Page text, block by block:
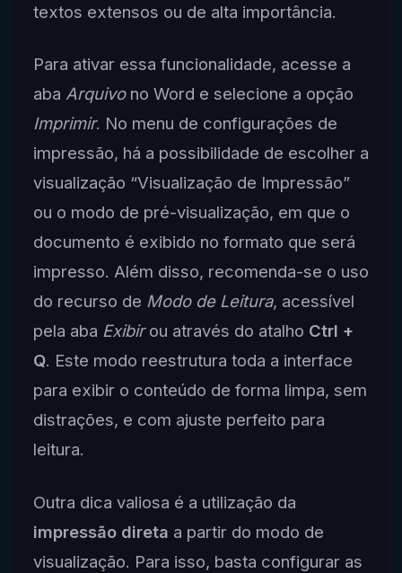
textos extensos ou de alta importância.
Para ativar essa funcionalidade, acesse a
aba Arquivono Word e selecione a opção
Imprimir. No menu de configurações de
impressão, há a possibilidade de escolher a
visualização “Visualização de Impressão”
ou o modo de pré-visualização, em que o
documento é exibido no formato que será
impresso. Além disso, recomenda-se o uso
do recurso de Modo de Leitura, acessível
pela aba Exibirou através do atalho Ctrl +
Q. Este modo reestrutura toda a interface
para exibir o conteúdo de forma limpa, sem
distrações, e com ajuste perfeito para
leitura.
Outra dica valiosa é a utilização da
impressão direta a partir do modo de
visualização. Para isso, basta configurar as